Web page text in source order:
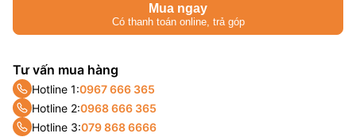
Mua ngay
Có thanh toán online, trả góp
Tư vấn mua hàng
Hotline 1:0967 666 365
Hotline 2:0968 666 365
Hotline 3:079 868 6666